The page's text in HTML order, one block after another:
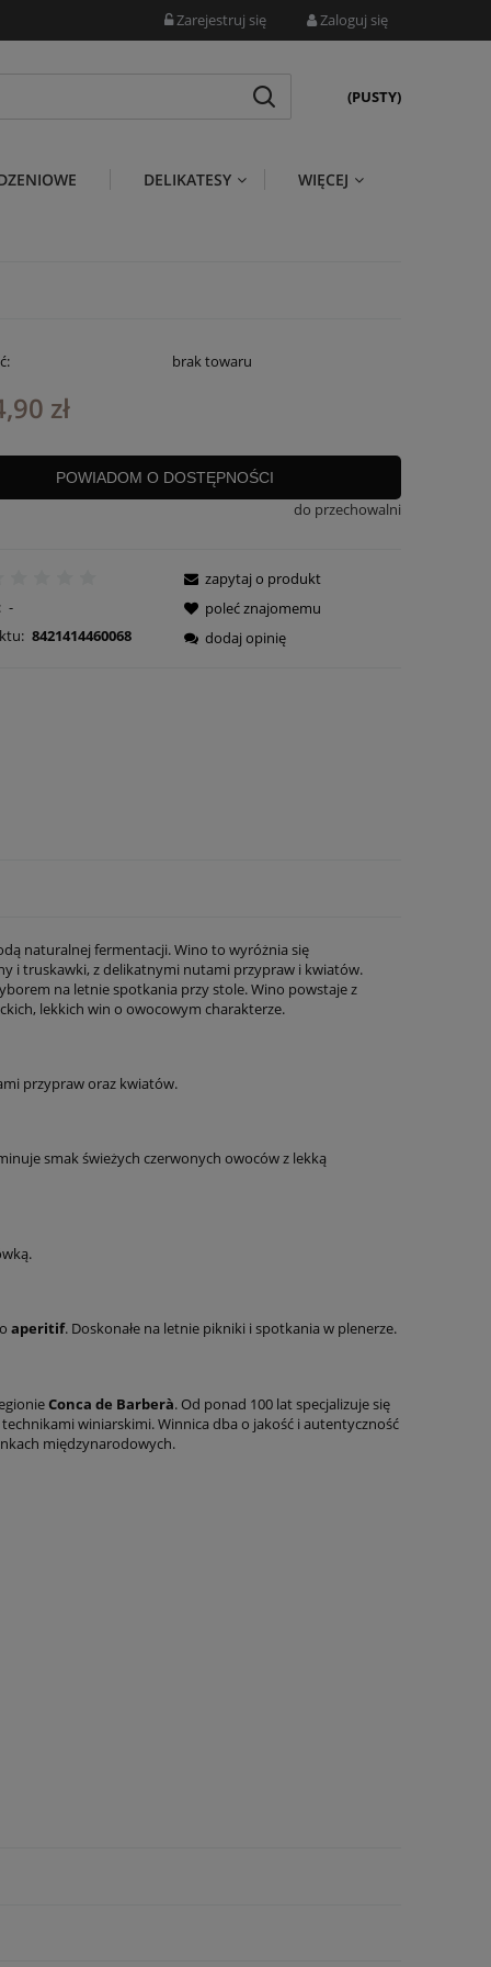
Zarejestruj się Zaloguj się
(PUSTY)
DELIKATESY WIĘCEJ
brak towaru
zł
POWIADOM O DOSTĘPNOŚCI
do przechowalni
-
8421414460068
zapytaj o produkt
poleć znajomemu
dodaj opinię
naturalnej fermentacji. Wino to wyróżnia się
i truskawki, z delikatnymi nutami przypraw i kwiatów.
na letnie spotkania przy stole. Wino powstaje z
lekkich win o owocowym charakterze.
przypraw oraz kwiatów.
smak świeżych czerwonych owoców z lekką
aperitif. Doskonałe na letnie pikniki i spotkania w plenerze.
Conca de Barberà. Od ponad 100 lat specjalizuje się
winiarskimi. Winnica dba o jakość i autentyczność
międzynarodowych.